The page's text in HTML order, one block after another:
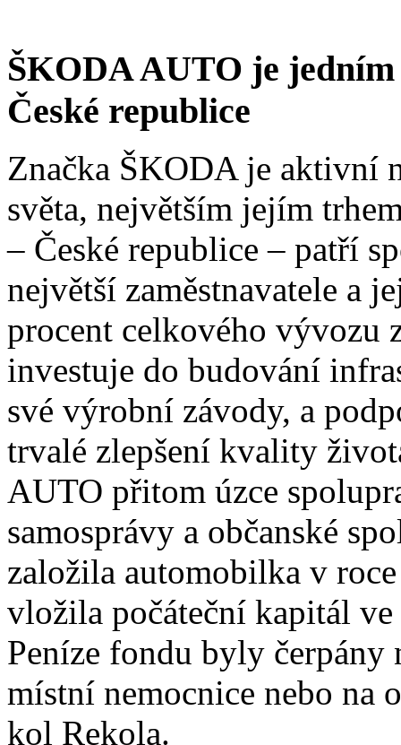
ŠKODA AUTO je jedním
České republice
Značka ŠKODA je aktivní
světa, největším jejím
– České republice – patří
největší zaměstnavatele a
procent celkového vývozu
investuje do budování
své výrobní závody, a
trvalé zlepšení kvality
AUTO přitom úzce
samosprávy a občanské
založila automobilka v
vložila počáteční kapitál
Peníze fondu byly
místní nemocnice nebo na
kol Rekola.